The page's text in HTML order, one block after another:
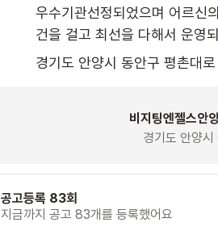
우수기관선정되었으며 어르신
건을 걸고 최선을 다해서 운영
경기도 안양시 동안구 평촌대
비지팅엔젤스안
경기도 안양시
공고등록 83회
지금까지 공고 83개를 등록했어요